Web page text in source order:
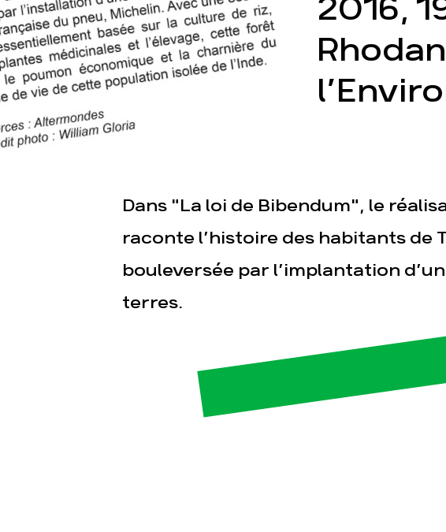
Espace presse Publications
2016,
Dans "La loi de Bibendum", le
raconte l’histoire des habitants de
bouleversée par l’implantation
terres.